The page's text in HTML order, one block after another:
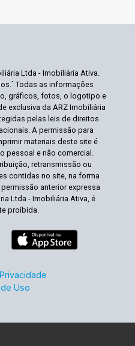
Ltda - Imobiliária Ativa.
Todas as informações
gráficos, fotos, o logotipo e
exclusiva da ARZ Imobiliária
pelas leis de direitos
A permissão para
materiais deste site é
pessoal e não comercial.
retransmissão ou
contidas no site, na forma
anterior expressa
Ltda - Imobiliária Ativa, é
proibida.
Uso